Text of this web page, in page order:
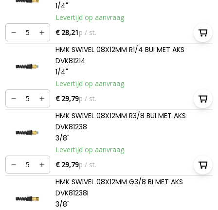
1/4"
Levertijd op aanvraag
€ 28,21p / st.
HMK SWIVEL 08X12MM R1/4 BUI MET AKS
DVK81214
1/4"
Levertijd op aanvraag
€ 29,79p / st.
HMK SWIVEL 08X12MM R3/8 BUI MET AKS
DVK81238
3/8"
Levertijd op aanvraag
€ 29,79p / st.
HMK SWIVEL 08X12MM G3/8 BI MET AKS
DVK81238I
3/8"